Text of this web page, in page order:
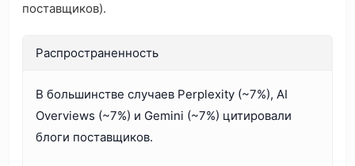
поставщиков).
Распространенность
В большинстве случаев Perplexity (~7%), AI
Overviews (~7%) и Gemini (~7%) цитировали
блоги поставщиков.